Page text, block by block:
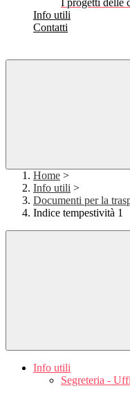
I progetti delle
Info utili
Contatti
Home >
Info utili >
Documenti per la
Indice tempestività 1
Info utili
Segreteria -